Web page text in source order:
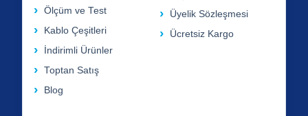
Ölçüm ve Test
Kablo Çeşitleri
İndirimli Ürünler
Toptan Satış
Blog
Üyelik Sözleşmesi
Ücretsiz Kargo